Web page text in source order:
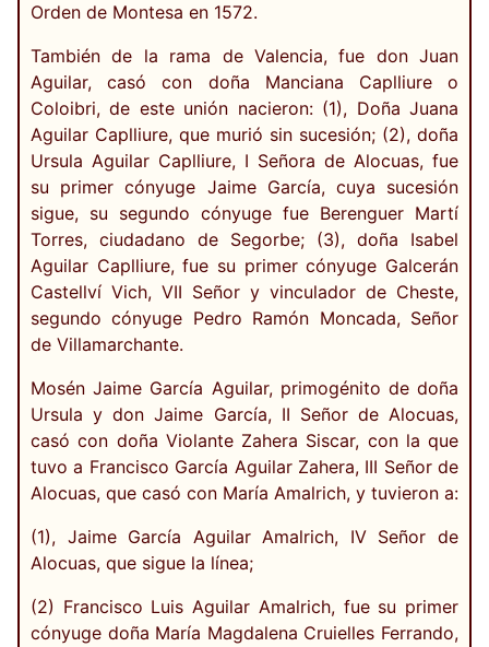
Orden de Montesa en 1572.
También de la rama de Valencia, fue don Juan
Aguilar, casó con doña Manciana Caplliure o
Coloibri, de este unión nacieron: (1), Doña Juana
Aguilar Caplliure, que murió sin sucesión; (2), doña
Ursula Aguilar Caplliure, I Señora de Alocuas, fue
su primer cónyuge Jaime García, cuya sucesión
sigue, su segundo cónyuge fue Berenguer Martí
Torres, ciudadano de Segorbe; (3), doña Isabel
Aguilar Caplliure, fue su primer cónyuge Galcerán
Castellví Vich, VII Señor y vinculador de Cheste,
segundo cónyuge Pedro Ramón Moncada, Señor
de Villamarchante.
Mosén Jaime García Aguilar, primogénito de doña
Ursula y don Jaime García, II Señor de Alocuas,
casó con doña Violante Zahera Siscar, con la que
tuvo a Francisco García Aguilar Zahera, III Señor de
Alocuas, que casó con María Amalrich, y tuvieron a:
(1), Jaime García Aguilar Amalrich, IV Señor de
Alocuas, que sigue la línea;
(2) Francisco Luis Aguilar Amalrich, fue su primer
cónyuge doña María Magdalena Cruielles Ferrando,